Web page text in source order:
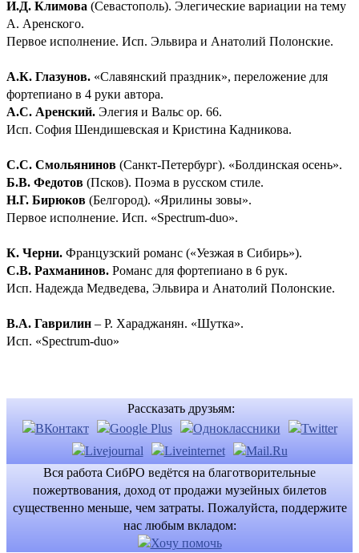
И.Д. Климова (Севастополь). Элегические вариации на тему
А. Аренского.
Первое исполнение. Исп. Эльвира и Анатолий Полонские.
А.К. Глазунов. «Славянский праздник», переложение для
фортепиано в 4 руки автора.
А.С. Аренский. Элегия и Вальс ор. 66.
Исп. София Шендишевская и Кристина Кадникова.
С.С. Смольянинов (Санкт-Петербург). «Болдинская осень».
Б.В. Федотов (Псков). Поэма в русском стиле.
Н.Г. Бирюков (Белгород). «Ярилины зовы».
Первое исполнение. Исп. «Spectrum-duo».
К. Черни. Французский романс («Уезжая в Сибирь»).
С.В. Рахманинов. Романс для фортепиано в 6 рук.
Исп. Надежда Медведева, Эльвира и Анатолий Полонские.
В.А. Гаврилин – Р. Хараджанян. «Шутка».
Исп. «Spectrum-duo»
Рассказать друзьям:
Вся работа СибРО ведётся на благотворительные
пожертвования, доход от продажи музейных билетов
существенно меньше, чем затраты. Пожалуйста, поддержите
нас любым вкладом: